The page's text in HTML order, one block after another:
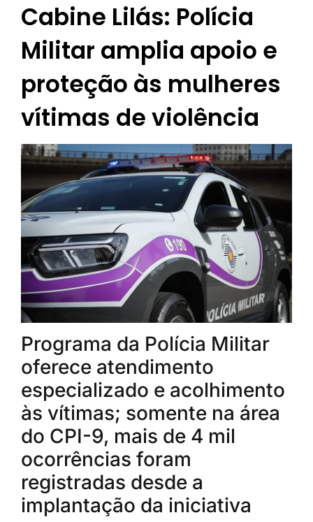
Cabine Lilás: Polícia
Militar amplia apoio e
proteção às mulheres
vítimas de violência
Programa da Polícia Militar
oferece atendimento
especializado e acolhimento
às vítimas; somente na área
do CPI-9, mais de 4 mil
ocorrências foram
registradas desde a
implantação da iniciativa